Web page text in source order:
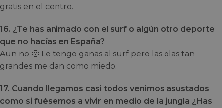
gratis en el centro.
16. ¿Te has animado con el surf o algún otro deporte
que no hacías en España?
Aun no 🙁 Le tengo ganas al surf pero las olas tan
grandes me dan como miedo.
17. Cuando llegamos casi todos venimos asustados
como si fuésemos a vivir en medio de la jungla ¿Has